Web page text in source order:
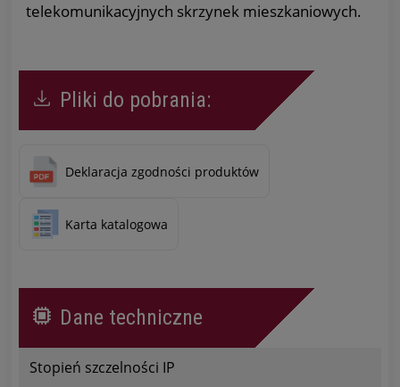
telekomunikacyjnych skrzynek mieszkaniowych.
Pliki do pobrania:
Deklaracja zgodności produktów
Karta katalogowa
Dane techniczne
Stopień szczelności IP